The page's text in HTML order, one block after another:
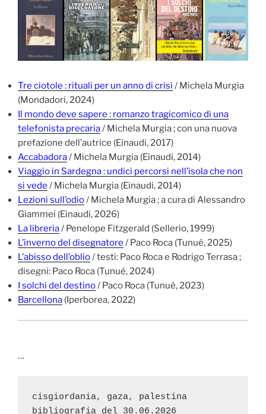
Tre ciotole : rituali per un anno di crisi / Michela Murgia
(Mondadori, 2024)
Il mondo deve sapere : romanzo tragicomico di una
telefonista precaria/ Michela Murgia ; con una nuova
prefazione dell’autrice (Einaudi, 2017)
Accabadora/ Michela Murgia (Einaudi, 2014)
Viaggio in Sardegna : undici percorsi nell’isola che non
si vede / Michela Murgia (Einaudi, 2014)
Lezioni sull’odio/ Michela Murgia ; a cura di Alessandro
Giammei (Einaudi, 2026)
La libreria/ Penelope Fitzgerald (Sellerio, 1999)
L’inverno del disegnatore / Paco Roca (Tunué, 2025)
L’abisso dell’oblio/ testi: Paco Roca e Rodrigo Terrasa ;
disegni: Paco Roca (Tunué, 2024)
I solchi del destino/ Paco Roca (Tunué, 2023)
Barcellona (Iperborea, 2022)
…
cisgiordania, gaza, palestina